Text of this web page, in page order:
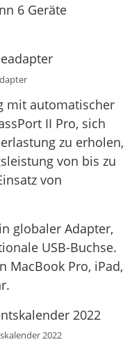
6 Geräte
mit automatischer
II Pro, sich
zu erholen,
von bis zu
von
globaler Adapter,
USB-Buchse.
MacBook Pro, iPad,
2022